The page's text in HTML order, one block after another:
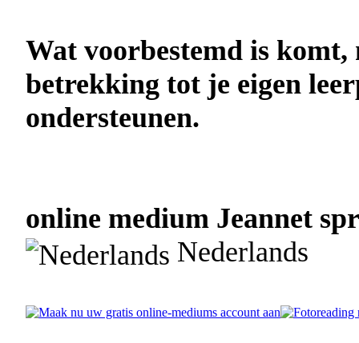
Wat voorbestemd is komt,
betrekking tot je eigen
ondersteunen.
online medium Jeannet
Nederlands